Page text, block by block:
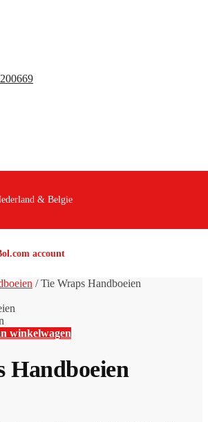
& Belgie
account
/Tie Wraps Handboeien
winkelwagen
Handboeien